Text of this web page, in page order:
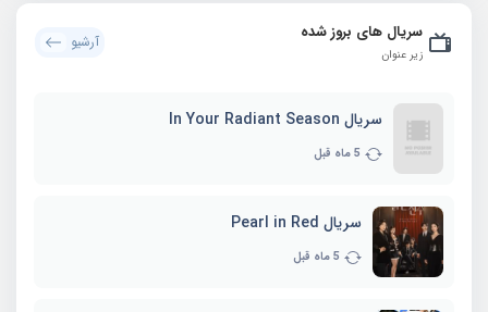
سریال های بروز شده
زیر عنوان
آرشیو
سریال In Your Radiant Season
5 ماه قبل
سریال Pearl in Red
5 ماه قبل